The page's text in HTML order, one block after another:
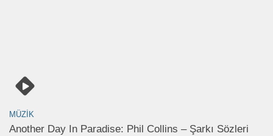
MÜZIK
Another Day In Paradise: Phil Collins – Şarkı Sözleri